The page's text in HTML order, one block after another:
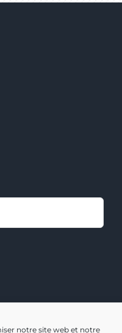
notre site web et notre